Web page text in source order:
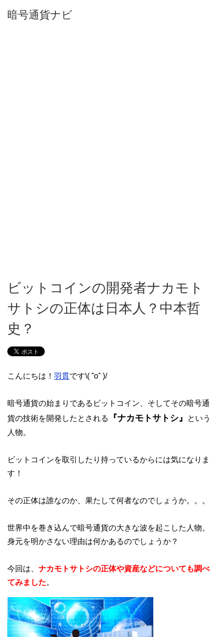
暗号通貨ナビ
ビットコインの開発者ナカモト
サトシの正体は日本人？中本哲
史？
こんにちは！ 羽貫です\( ˆoˆ )/
暗号通貨の始まりであるビットコイン、そしてその暗号通
貨の技術を開発したとされる
『ナカモトサトシ』
という
人物。
ビットコインを取引したり持っているからには気になりま
す！
その正体は誰なのか、果たして何者なのでしょうか。。。
世界中を巻き込んで暗号通貨の大きな波を起こした人物。
身元を明かさない理由は何かあるのでしょうか？
今回は、 ナカモトサトシの正体や資産などについても調べ
てみました。